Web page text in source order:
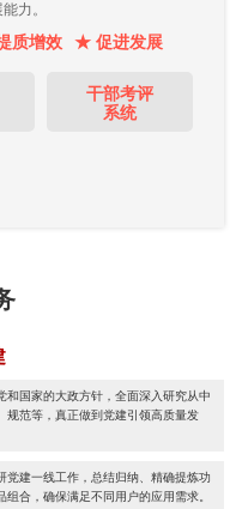
力。
质增效 ★ 促进发展
干部考评
系统
和国家的大政方针，全面深入研究从中
规范等，真正做到党建引领高质量发
党建一线工作，总结归纳、精确提炼功
合，确保满足不同用户的应用需求。